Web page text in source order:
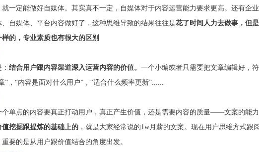
一定能做好自媒体。其实真不一定，自媒体对于内容运营能力要求更高。还有企
自媒体、平台内容做好了，这种思维导致的结果往往是花了时间人力去做事，但
的，专业素质也有很大的区别
结合用户跟内容渠道深入运营内容的价值。 一个小编或者只需要把文章编辑好，
”，“内容是面对什么用户”，“适合什么频率更新”......
单点的内容要真正打动用户，真正产生价值，还是需要内容的质量——文案的能力
挖掘跟提炼的基础上的 ，就是大家经常说的1w月薪的文案。现在用户思维方式跟
要的是从用户跟价值结合的角度出发。